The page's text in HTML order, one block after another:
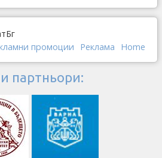
промоции Реклама Home
партньори: